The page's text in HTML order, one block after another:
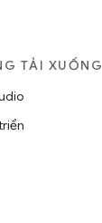
TẢI XUỐNG